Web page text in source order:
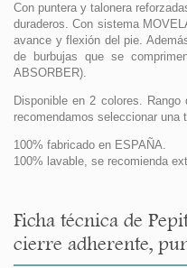
Con puntera y talonera
duraderos. Con sistema
avance y flexión del pie.
de burbujas que se
ABSORBER).
Disponible en 2 colores.
recomendamos seleccionar una
100% fabricado en ESPAÑA.
100% lavable, se recomienda
Ficha técnica de
cierre adherente,